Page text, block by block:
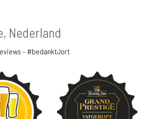
Nederland
- #bedanktJort